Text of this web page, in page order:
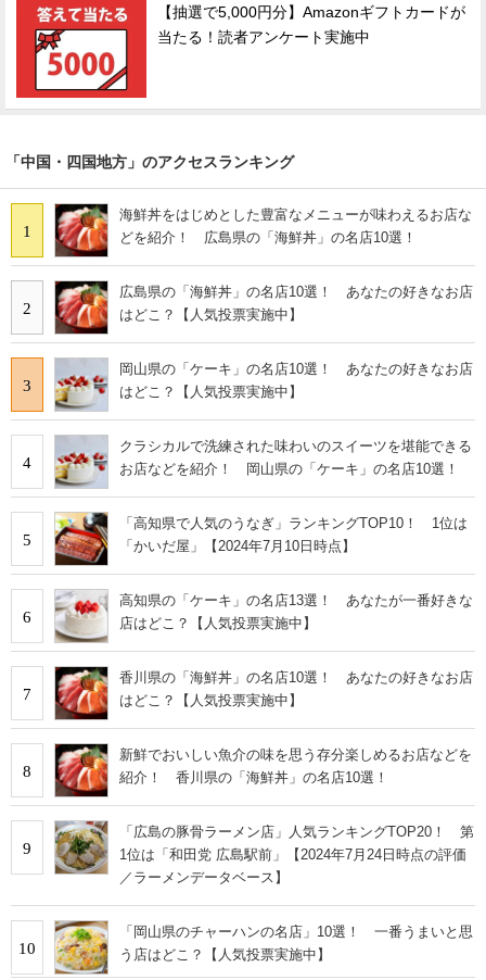
【抽選で5,000円分】Amazonギフトカードが
当たる！読者アンケート実施中
「中国・四国地方」のアクセスランキング
1
海鮮丼をはじめとした豊富なメニューが味わえるお店な
どを紹介！ 広島県の「海鮮丼」の名店10選！
2
広島県の「海鮮丼」の名店10選！ あなたの好きなお店
はどこ？【人気投票実施中】
3
岡山県の「ケーキ」の名店10選！ あなたの好きなお店
はどこ？【人気投票実施中】
4
クラシカルで洗練された味わいのスイーツを堪能できる
お店などを紹介！ 岡山県の「ケーキ」の名店10選！
5
「高知県で人気のうなぎ」ランキングTOP10！ 1位は
「かいだ屋」【2024年7月10日時点】
6
高知県の「ケーキ」の名店13選！ あなたが一番好きな
店はどこ？【人気投票実施中】
7
香川県の「海鮮丼」の名店10選！ あなたの好きなお店
はどこ？【人気投票実施中】
8
新鮮でおいしい魚介の味を思う存分楽しめるお店などを
紹介！ 香川県の「海鮮丼」の名店10選！
9
「広島の豚骨ラーメン店」人気ランキングTOP20！ 第
1位は「和田党 広島駅前」【2024年7月24日時点の評価
／ラーメンデータベース】
10
「岡山県のチャーハンの名店」10選！ 一番うまいと思
う店はどこ？【人気投票実施中】